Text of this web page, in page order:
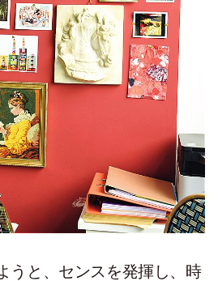
うと、センスを発揮し、時